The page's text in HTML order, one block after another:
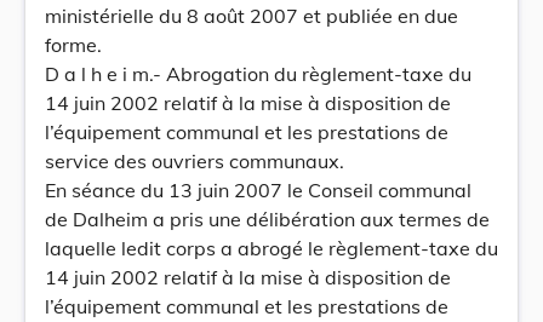
ministérielle du 8 août 2007 et publiée en due
forme.
D a l h e i m.- Abrogation du règlement-taxe du
14 juin 2002 relatif à la mise à disposition de
l’équipement communal et les prestations de
service des ouvriers communaux.
En séance du 13 juin 2007 le Conseil communal
de Dalheim a pris une délibération aux termes de
laquelle ledit corps a abrogé le règlement-taxe du
14 juin 2002 relatif à la mise à disposition de
l’équipement communal et les prestations de